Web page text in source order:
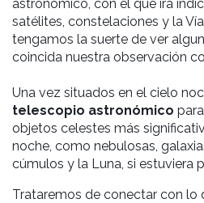
astronómico, con el que irá
satélites, constelaciones y la
tengamos la suerte de ver
coincida nuestra observación
Una vez situados en el cielo
telescopio astronómico
objetos celestes más
noche, como nebulosas,
cúmulos y la Luna, si estuviera
Trataremos de conectar con lo